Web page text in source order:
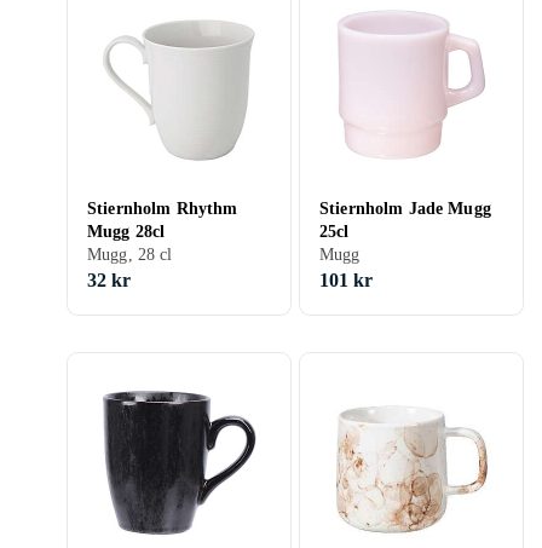
Stiernholm Rhythm
Mugg 28cl
Mugg, 28 cl
32 kr
Stiernholm Jade Mugg
25cl
Mugg
101 kr